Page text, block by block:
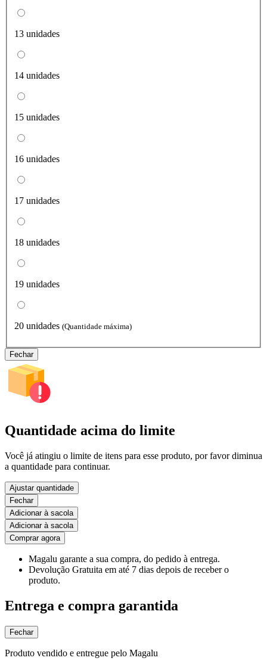
13 unidades
14 unidades
15 unidades
16 unidades
17 unidades
18 unidades
19 unidades
20 unidades (Quantidade máxima)
Fechar
Quantidade acima do limite
Você já atingiu o limite de itens para esse produto, por favor diminua
a quantidade para continuar.
Ajustar quantidade
Fechar
Adicionar à sacola
Adicionar à sacola
Comprar agora
Magalu garante a sua compra, do pedido à entrega.
Devolução Gratuita em até 7 dias depois de receber o
produto.
Entrega e compra garantida
Fechar
Produto vendido e entregue pelo Magalu